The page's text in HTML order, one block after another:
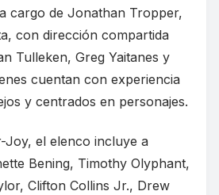
cargo de Jonathan Tropper,
con dirección compartida
Tulleken, Greg Yaitanes y
cuentan con experiencia
y centrados en personajes.
Joy, el elenco incluye a
Bening, Timothy Olyphant,
Clifton Collins Jr., Drew